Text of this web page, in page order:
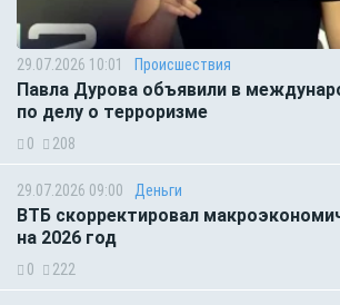
29.07.2026 10:01 Происшествия
Павла Дурова объявили в
по делу о терроризме
0 208
29.07.2026 09:00 Деньги
ВТБ скорректировал
на 2026 год
0 222